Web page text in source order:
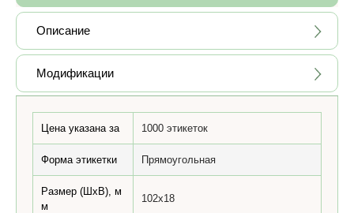
Описание
Модификации
Цена указана за 1000 этикеток
Форма этикетки Прямоугольная
Размер (ШхВ), м
м
102x18